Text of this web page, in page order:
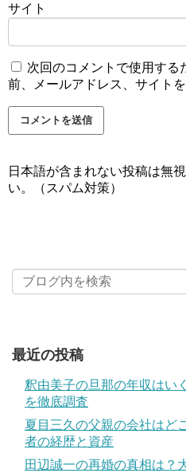
サイト
次回のコメントで使用する
前、メールアドレス、サイトを
日本語が含まれない投稿は無
い。（スパム対策）
最近の投稿
釈由美子の旦那の年収はい
を徹底調査
夏目三久の父親の会社はど
者の経歴と資産
田辺誠一の再婚の真相は？